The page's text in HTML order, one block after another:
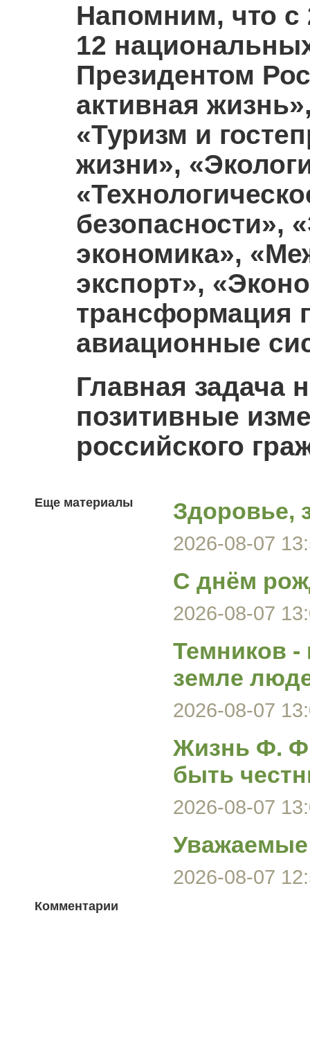
Напомним, что с
12
Президентом
активная
«Туризм и
жизни»,
безопасности»,
экономика»,
экспорт»,
трансформация
авиационные
Главная задача
позитивные
российского
Еще материалы Здоровье,
2026-08-07
С днём
2026-08-07
Темников
земле
2026-08-07
Жизнь Ф.
быть
2026-08-07
Уважаемые
2026-08-07
Комментарии